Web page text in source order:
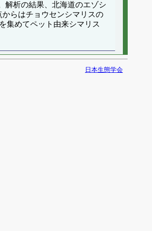
解析の結果、北海道のエゾシ
らはチョウセンシマリスの
集めてペット由来シマリス
日本生態学会